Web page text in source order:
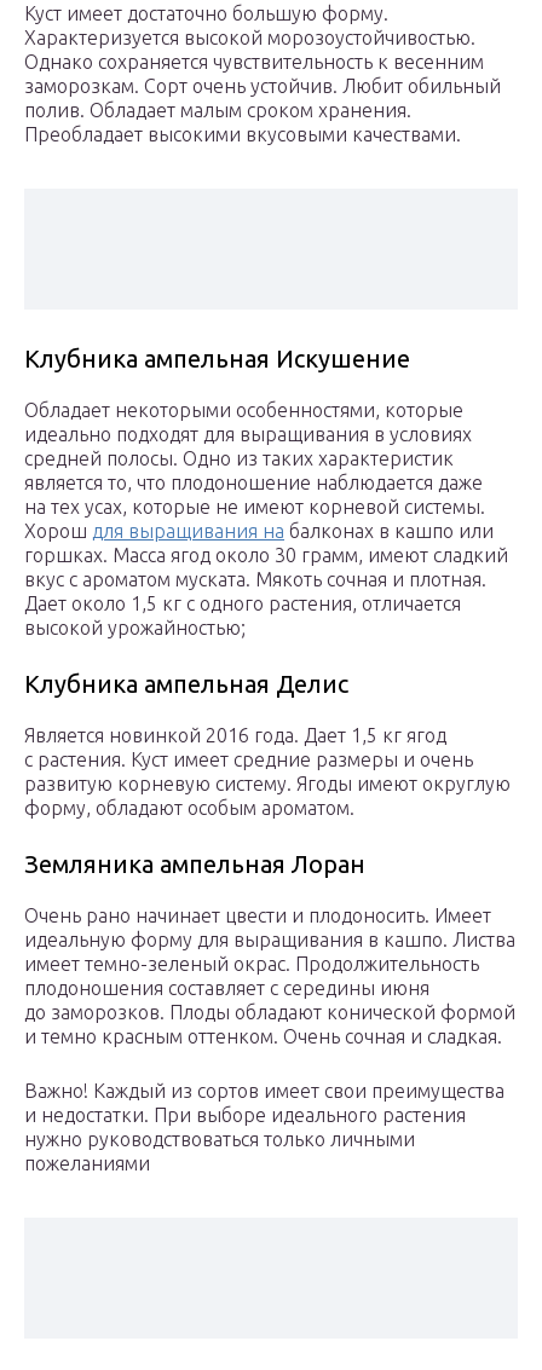
Куст имеет достаточно большую форму.
Характеризуется высокой морозоустойчивостью.
Однако сохраняется чувствительность к весенним
заморозкам. Сорт очень устойчив. Любит обильный
полив. Обладает малым сроком хранения.
Преобладает высокими вкусовыми качествами.
Клубника ампельная Искушение
Обладает некоторыми особенностями, которые
идеально подходят для выращивания в условиях
средней полосы. Одно из таких характеристик
является то, что плодоношение наблюдается даже
на тех усах, которые не имеют корневой системы.
Хорош для выращивания на балконах в кашпо или
горшках. Масса ягод около 30 грамм, имеют сладкий
вкус с ароматом муската. Мякоть сочная и плотная.
Дает около 1,5 кг с одного растения, отличается
высокой урожайностью;
Клубника ампельная Делис
Является новинкой 2016 года. Дает 1,5 кг ягод
с растения. Куст имеет средние размеры и очень
развитую корневую систему. Ягоды имеют округлую
форму, обладают особым ароматом.
Земляника ампельная Лоран
Очень рано начинает цвести и плодоносить. Имеет
идеальную форму для выращивания в кашпо. Листва
имеет темно-зеленый окрас. Продолжительность
плодоношения составляет с середины июня
до заморозков. Плоды обладают конической формой
и темно красным оттенком. Очень сочная и сладкая.
Важно! Каждый из сортов имеет свои преимущества
и недостатки. При выборе идеального растения
нужно руководствоваться только личными
пожеланиями